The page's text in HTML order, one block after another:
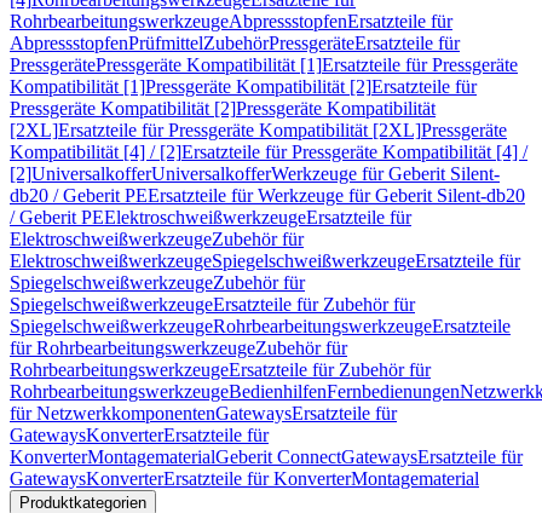
RohrbearbeitungswerkzeugeAbpressstopfenErsatzteile für
AbpressstopfenPrüfmittelZubehörPressgeräteErsatzteile für
PressgerätePressgeräte Kompatibilität [1]Ersatzteile für Pressgeräte
Kompatibilität [1]Pressgeräte Kompatibilität [2]Ersatzteile für
Pressgeräte Kompatibilität [2]Pressgeräte Kompatibilität
[2XL]Ersatzteile für Pressgeräte Kompatibilität [2XL]Pressgeräte
Kompatibilität [4] / [2]Ersatzteile für Pressgeräte Kompatibilität [4] /
[2]UniversalkofferUniversalkofferWerkzeuge für Geberit Silent-
db20 / Geberit PEErsatzteile für Werkzeuge für Geberit Silent-db20
/ Geberit PEElektroschweißwerkzeugeErsatzteile für
ElektroschweißwerkzeugeZubehör für
ElektroschweißwerkzeugeSpiegelschweißwerkzeugeErsatzteile für
SpiegelschweißwerkzeugeZubehör für
SpiegelschweißwerkzeugeErsatzteile für Zubehör für
SpiegelschweißwerkzeugeRohrbearbeitungswerkzeugeErsatzteile
für RohrbearbeitungswerkzeugeZubehör für
RohrbearbeitungswerkzeugeErsatzteile für Zubehör für
RohrbearbeitungswerkzeugeBedienhilfenFernbedienungen
für NetzwerkkomponentenGatewaysErsatzteile für
GatewaysKonverterErsatzteile für
KonverterMontagematerialGeberit ConnectGatewaysErsatzteile für
GatewaysKonverterErsatzteile für KonverterMontagematerial
Produktkategorien